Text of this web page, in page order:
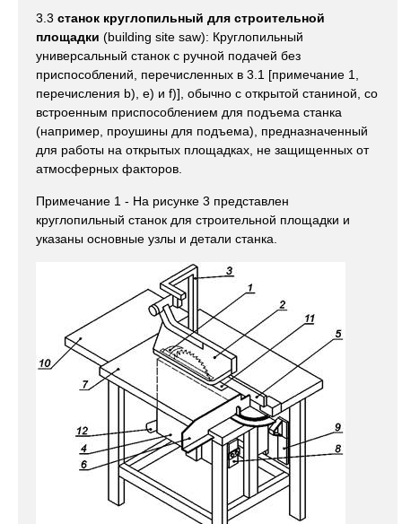
3.3 станок круглопильный для строительной
площадки (building site saw): Круглопильный
универсальный станок с ручной подачей без
приспособлений, перечисленных в 3.1 [примечание 1,
перечисления b), e) и f)], обычно с открытой станиной, со
встроенным приспособлением для подъема станка
(например, проушины для подъема), предназначенный
для работы на открытых площадках, не защищенных от
атмосферных факторов.
Примечание 1 - На рисунке 3 представлен
круглопильный станок для строительной площадки и
указаны основные узлы и детали станка.